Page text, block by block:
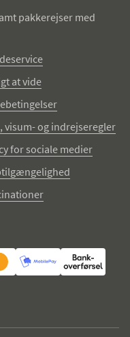
pakkerejser med
at vide
visum- og indrejseregler
for sociale medier